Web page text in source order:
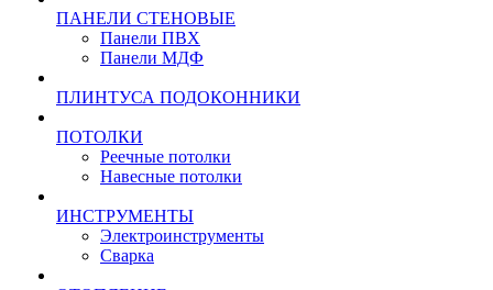
ПАНЕЛИ СТЕНОВЫЕ
Панели ПВХ
Панели МДФ
ПЛИНТУСА ПОДОКОННИКИ
ПОТОЛКИ
Реечные потолки
Навесные потолки
ИНСТРУМЕНТЫ
Электроинструменты
Сварка